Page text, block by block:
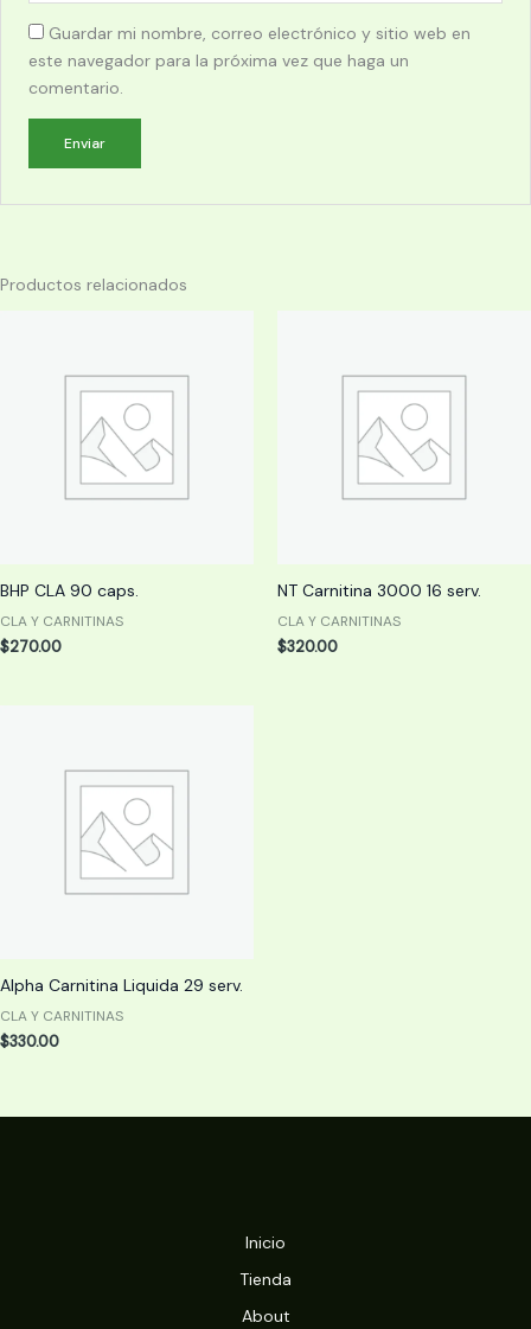
Guardar mi nombre, correo electrónico y sitio web en
este navegador para la próxima vez que haga un
comentario.
Productos relacionados
BHP CLA 90 caps.
CLA Y CARNITINAS
$270.00
NT Carnitina 3000 16 serv.
CLA Y CARNITINAS
$320.00
Alpha Carnitina Liquida 29 serv.
CLA Y CARNITINAS
$330.00
Inicio
Tienda
About